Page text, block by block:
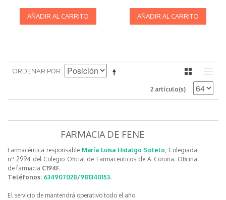
AÑADIR AL CARRITO AÑADIR AL CARRITO
ORDENAR POR
2 artículo(s)
FARMACIA DE FENE
Farmacéutica responsable María Luisa Hidalgo Sotelo, Colegiada
nº 2994 del Colegio Oficial de Farmaceuticos de A Coruña. Oficina
de farmacia C194F.
Teléfonos: 634907028/981340153.
El servicio de mantendrá operativo todo el año.